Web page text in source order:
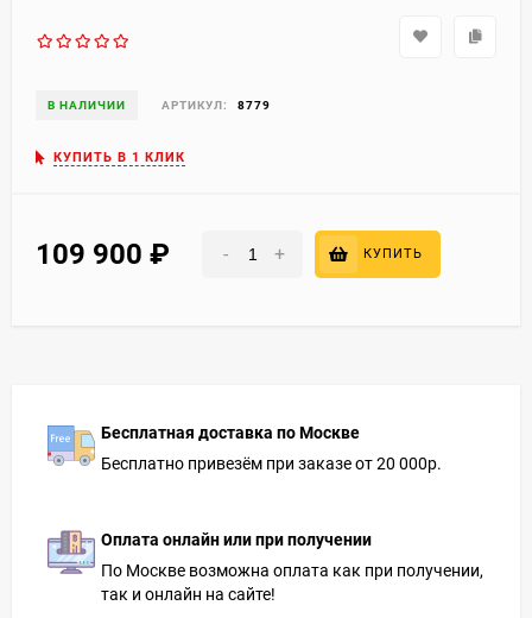
В НАЛИЧИИ АРТИКУЛ: 8779
КУПИТЬ В 1 КЛИК
109 900 - + КУПИТЬ
Бесплатная доставка по Москве
Бесплатно привезём при заказе от 20 000р.
Оплата онлайн или при получении
По Москве возможна оплата как при получении,
так и онлайн на сайте!